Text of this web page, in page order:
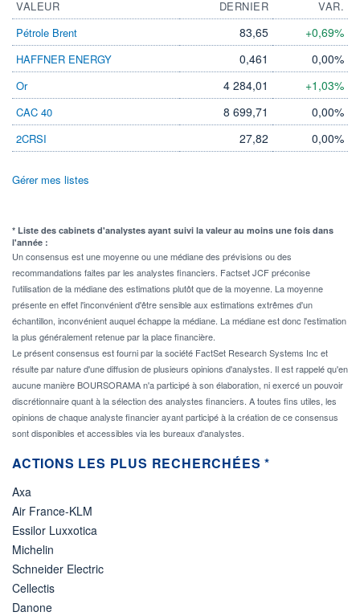
VALEUR DERNIER
VAR.
Pétrole Brent
83,65 +0,69%
HAFFNER ENERGY 0,461 0,00%
Or 4 284,01 +1,03%
CAC 40 8 699,71 0,00%
2CRSI 27,82 0,00%
Gérer mes listes
* Liste des cabinets d'analystes ayant suivi la valeur au moins une fois dans
l'année :
Un consensus est une moyenne ou une médiane des prévisions ou des
recommandations faites par les analystes financiers. Factset JCF préconise
l'utilisation de la médiane des estimations plutôt que de la moyenne. La moyenne
présente en effet l'inconvénient d'être sensible aux estimations extrêmes d'un
échantillon, inconvénient auquel échappe la médiane. La médiane est donc l'estimation
la plus généralement retenue par la place financière.
Le présent consensus est fourni par la société FactSet Research Systems Inc et
résulte par nature d'une diffusion de plusieurs opinions d'analystes. Il est rappelé qu'en
aucune manière BOURSORAMA n'a participé à son élaboration, ni exercé un pouvoir
discrétionnaire quant à la sélection des analystes financiers. A toutes fins utiles, les
opinions de chaque analyste financier ayant participé à la création de ce consensus
sont disponibles et accessibles via les bureaux d'analystes.
ACTIONS LES PLUS RECHERCHÉES *
Axa
Air France-KLM
Essilor Luxxotica
Michelin
Schneider Electric
Cellectis
Danone